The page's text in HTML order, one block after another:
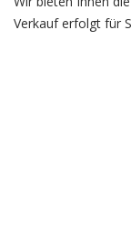
Verkauf erfolgt für